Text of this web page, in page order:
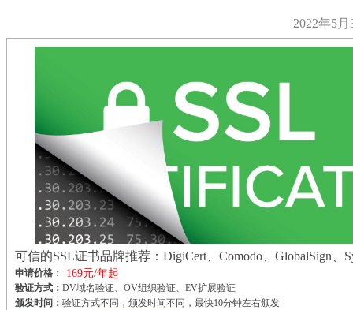
2022年5月
可信的SSL证书品牌推荐：DigiCert、Comodo、GlobalSign、
申请价格： 169元/年起
验证方式： DV域名验证、OV组织验证、EV扩展验证
颁发时间： 验证方式不同，颁发时间不同，最快10分钟左右颁发